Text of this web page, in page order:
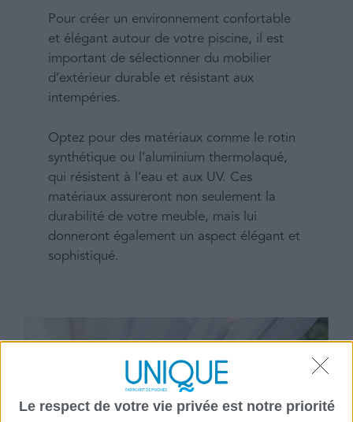
Le respect de votre vie privée est notre priorité
Pour créer un environnement confortable
et élégant autour de votre piscine, il est
important de sélectionner du mobilier
d’extérieur durable et résistant aux
intempéries.
Optez pour des matériaux comme le rotin
synthétique ou l’aluminium thermolaqué,
qui résistent à l’eau et aux UV. Ces
matériaux assureront non seulement la
durabilité de votre meuble, mais lui
donneront également un aspect élégant et
sophistiqué.